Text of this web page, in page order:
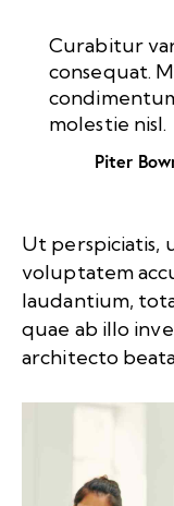
Curabitur
consequat.
molestie nisl.
Piter
Ut perspiciatis,
voluptatem
laudantium,
quae ab illo
architecto